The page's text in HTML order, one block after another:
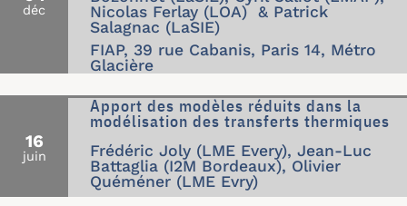
déc
Nicolas Ferlay (LOA) & Patrick
Salagnac (LaSIE)
FIAP, 39 rue Cabanis, Paris 14, Métro
Glacière
16
juin
Apport des modèles réduits dans la
modélisation des transferts thermiques
Frédéric Joly (LME Every), Jean-Luc
Battaglia (I2M Bordeaux), Olivier
Quéméner (LME Evry)